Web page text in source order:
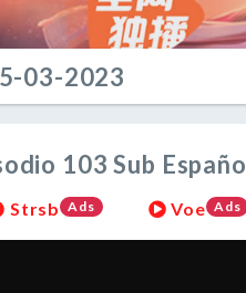
03-2023
103 Sub
Strsb Ads Voe Ads